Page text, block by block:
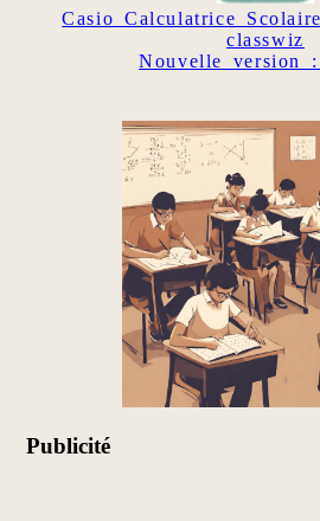
Casio Calculatrice
classwiz
Nouvelle version
Publicité